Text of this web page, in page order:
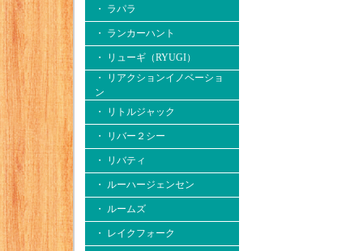
・ ラパラ
・ ランカーハント
・ リューギ（RYUGI）
・ リアクションイノベーショ
ン
・ リトルジャック
・ リバー２シー
・ リバティ
・ ルーハージェンセン
・ ルームズ
・ レイクフォーク